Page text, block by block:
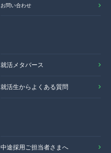
お問い合わせ
就活メタバース
就活生からよくある質問
中途採用ご担当者さまへ